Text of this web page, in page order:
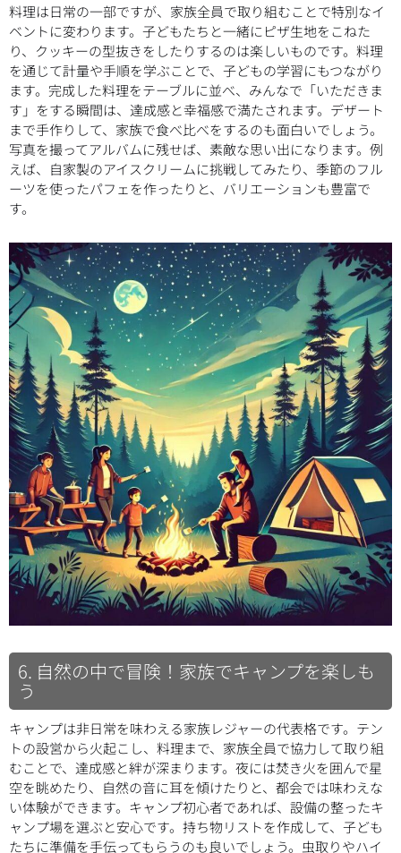
料理は日常の一部ですが、家族全員で取り組むことで特別なイ
ベントに変わります。子どもたちと一緒にピザ生地をこねた
り、クッキーの型抜きをしたりするのは楽しいものです。料理
を通じて計量や手順を学ぶことで、子どもの学習にもつながり
ます。完成した料理をテーブルに並べ、みんなで「いただきま
す」をする瞬間は、達成感と幸福感で満たされます。デザート
まで手作りして、家族で食べ比べをするのも面白いでしょう。
写真を撮ってアルバムに残せば、素敵な思い出になります。例
えば、自家製のアイスクリームに挑戦してみたり、季節のフル
ーツを使ったパフェを作ったりと、バリエーションも豊富で
す。
6. 自然の中で冒険！家族でキャンプを楽しも
う
キャンプは非日常を味わえる家族レジャーの代表格です。テン
トの設営から火起こし、料理まで、家族全員で協力して取り組
むことで、達成感と絆が深まります。夜には焚き火を囲んで星
空を眺めたり、自然の音に耳を傾けたりと、都会では味わえな
い体験ができます。キャンプ初心者であれば、設備の整ったキ
ャンプ場を選ぶと安心です。持ち物リストを作成して、子ども
たちに準備を手伝ってもらうのも良いでしょう。虫取りやハイ